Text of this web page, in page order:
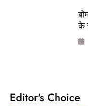
के
Editor's Choice